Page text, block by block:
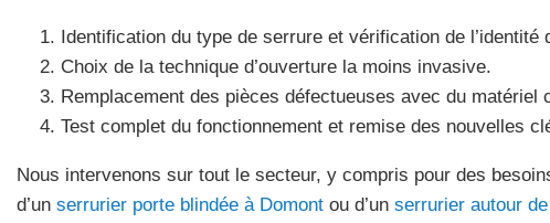
Identification du type de serrure et vérification de l’identité
Choix de la technique d’ouverture la moins invasive.
Remplacement des pièces défectueuses avec du matériel
Test complet du fonctionnement et remise des nouvelles
Nous intervenons sur tout le secteur, y compris pour des
d’un serrurier porte blindée à Domontou d’un serrurier autour